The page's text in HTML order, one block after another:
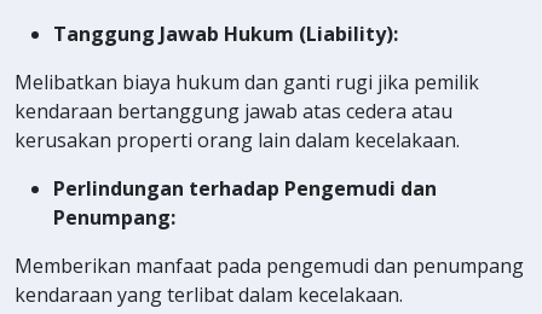
Tanggung Jawab Hukum (Liability):
Melibatkan biaya hukum dan ganti rugi jika pemilik
kendaraan bertanggung jawab atas cedera atau
kerusakan properti orang lain dalam kecelakaan.
Perlindungan terhadap Pengemudi dan
Penumpang:
Memberikan manfaat pada pengemudi dan penumpang
kendaraan yang terlibat dalam kecelakaan.